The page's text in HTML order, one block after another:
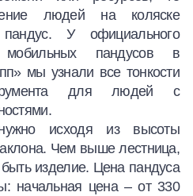
людей на коляске
У официального
мобильных пандусов в
мы узнали все тонкости
для людей с
исходя из высоты
Чем выше лестница,
изделие. Цена пандуса
начальная цена – от 330